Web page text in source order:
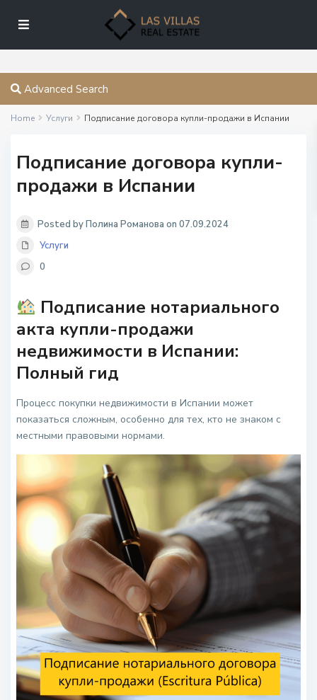
Advanced Search
Home Услуги Подписание договора купли-продажи в Испании
Подписание договора купли-
продажи в Испании
Posted by Полина Романова on 07.09.2024
Услуги
0
Подписание нотариального
акта купли-продажи
недвижимости в Испании:
Полный гид
Процесс покупки недвижимости в Испании может
показаться сложным, особенно для тех, кто не знаком с
местными правовыми нормами.